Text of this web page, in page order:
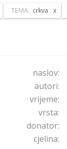
TEMA: crkva
naslov:
autori:
vrijeme:
vrsta:
donator:
cjelina: